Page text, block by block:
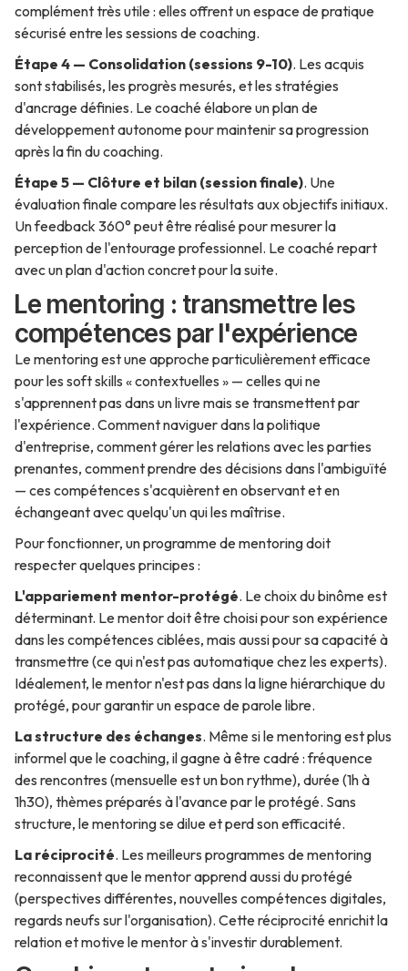
complément très utile : elles offrent un espace de pratique
sécurisé entre les sessions de coaching.
Étape 4 — Consolidation (sessions 9-10). Les acquis
sont stabilisés, les progrès mesurés, et les stratégies
d'ancrage définies. Le coaché élabore un plan de
développement autonome pour maintenir sa progression
après la fin du coaching.
Étape 5 — Clôture et bilan (session finale). Une
évaluation finale compare les résultats aux objectifs initiaux.
Un feedback 360° peut être réalisé pour mesurer la
perception de l'entourage professionnel. Le coaché repart
avec un plan d'action concret pour la suite.
Le mentoring : transmettre les
compétences par l'expérience
Le mentoring est une approche particulièrement efficace
pour les soft skills « contextuelles » — celles qui ne
s'apprennent pas dans un livre mais se transmettent par
l'expérience. Comment naviguer dans la politique
d'entreprise, comment gérer les relations avec les parties
prenantes, comment prendre des décisions dans l'ambiguïté
— ces compétences s'acquièrent en observant et en
échangeant avec quelqu'un qui les maîtrise.
Pour fonctionner, un programme de mentoring doit
respecter quelques principes :
L'appariement mentor-protégé. Le choix du binôme est
déterminant. Le mentor doit être choisi pour son expérience
dans les compétences ciblées, mais aussi pour sa capacité à
transmettre (ce qui n'est pas automatique chez les experts).
Idéalement, le mentor n'est pas dans la ligne hiérarchique du
protégé, pour garantir un espace de parole libre.
La structure des échanges. Même si le mentoring est plus
informel que le coaching, il gagne à être cadré : fréquence
des rencontres (mensuelle est un bon rythme), durée (1h à
1h30), thèmes préparés à l'avance par le protégé. Sans
structure, le mentoring se dilue et perd son efficacité.
La réciprocité. Les meilleurs programmes de mentoring
reconnaissent que le mentor apprend aussi du protégé
(perspectives différentes, nouvelles compétences digitales,
regards neufs sur l'organisation). Cette réciprocité enrichit la
relation et motive le mentor à s'investir durablement.